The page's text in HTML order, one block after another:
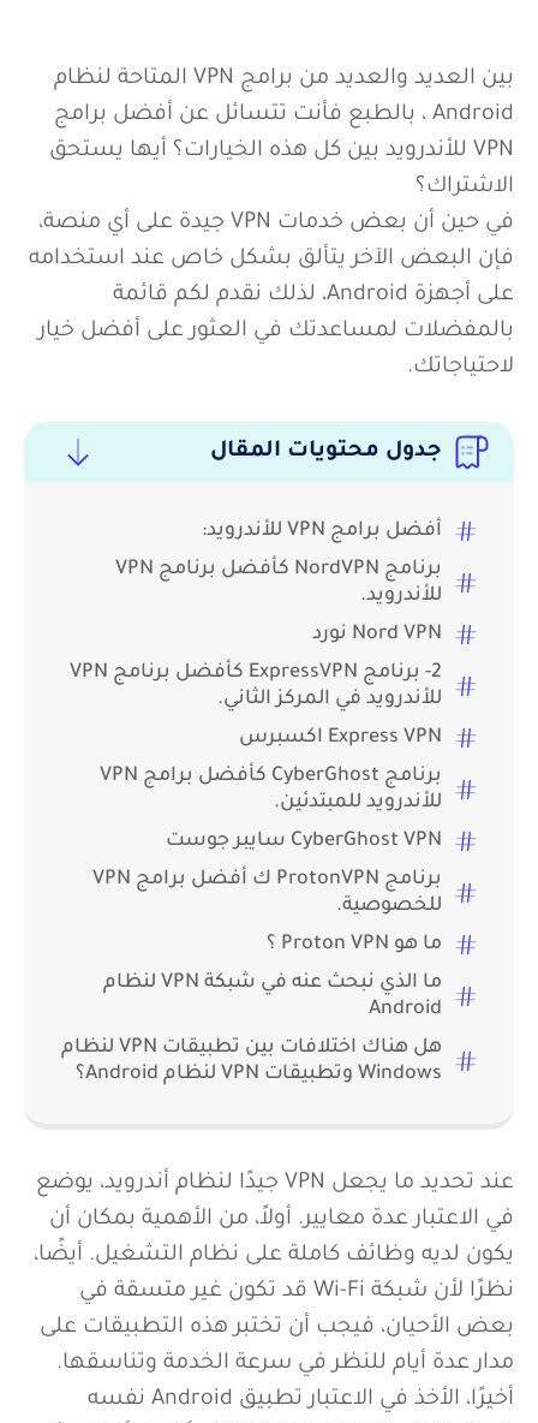
بين العديد والعديد من برامج VPN المتاحة لنظام
Android ، بالطبع فأنت تتسائل عن أفضل برامج
VPN للأندرويد بين كل هذه الخيارات؟ أيها يستحق
الاشتراك؟
في حين أن بعض خدمات VPN جيدة على أي منصة،
فإن البعض الآخر يتألق بشكل خاص عند استخدامه
على أجهزة Android، لذلك نقدم لكم قائمة
بالمفضلات لمساعدتك في العثور على أفضل خيار
لاحتياجاتك.
جدول محتويات المقال
أفضل برامج VPN للأندرويد:
برنامج NordVPN كأفضل برنامج VPN
للأندرويد.
Nord VPN نورد
2- برنامج ExpressVPN كأفضل برنامج VPN
للأندرويد في المركز الثاني.
Express VPN اكسبرس
برنامج CyberGhost كأفضل برامج VPN
للأندرويد للمبتدئين.
CyberGhost VPN سايبر جوست
برنامج ProtonVPN ك أفضل برامج VPN
للخصوصية.
ما هو Proton VPN ؟
ما الذي نبحث عنه في شبكة VPN لنظام
Android
هل هناك اختلافات بين تطبيقات VPN لنظام
Windows وتطبيقات VPN لنظام Android؟
عند تحديد ما يجعل VPN جيدًا لنظام أندرويد، يوضع
في الاعتبار عدة معايير. أولاً، من الأهمية بمكان أن
يكون لديه وظائف كاملة على نظام التشغيل. أيضًا،
نظرًا لأن شبكة Wi-Fi قد تكون غير متسقة في
بعض الأحيان، فيجب أن تختبر هذه التطبيقات على
مدار عدة أيام للنظر في سرعة الخدمة وتناسقها.
أخيرًا، الأخذ في الاعتبار تطبيق Android نفسه